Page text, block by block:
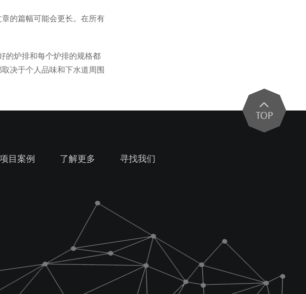
的篇幅可能会更长。在所有
的炉排和每个炉排的规格都
决于个人品味和下水道周围
项目案例 了解更多 寻找我们